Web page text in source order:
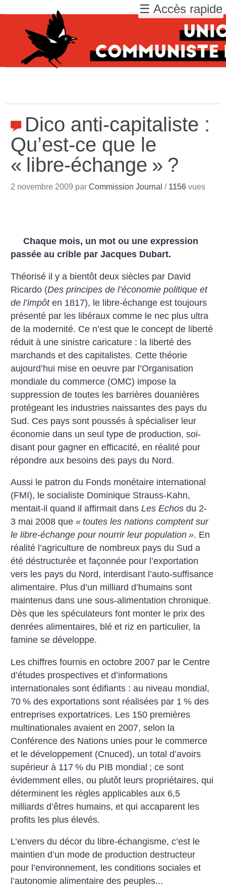
Dico anti-capitaliste :
Qu’est-ce que le
« libre-échange » ?
2 novembre 2009 parCommission Journal / 1156 vues
Chaque mois, un mot ou une expression
passée au crible par Jacques Dubart.
Théorisé il y a bientôt deux siècles par David
Ricardo (Des principes de l’économie politique et
de l’impôten 1817), le libre-échange est toujours
présenté par les libéraux comme le nec plus ultra
de la modernité. Ce n’est que le concept de liberté
réduit à une sinistre caricature : la liberté des
marchands et des capitalistes. Cette théorie
aujourd’hui mise en oeuvre par l’Organisation
mondiale du commerce (OMC) impose la
suppression de toutes les barrières douanières
protégeant les industries naissantes des pays du
Sud. Ces pays sont poussés à spécialiser leur
économie dans un seul type de production, soi-
disant pour gagner en efficacité, en réalité pour
répondre aux besoins des pays du Nord.
Aussi le patron du Fonds monétaire international
(FMI), le socialiste Dominique Strauss-Kahn,
mentait-il quand il affirmait dansLes Echos du 2-
3 mai 2008 que« toutes les nations comptent sur
le libre-échange pour nourrir leur population ». En
réalité l’agriculture de nombreux pays du Sud a
été déstructurée et façonnée pour l’exportation
vers les pays du Nord, interdisant l’auto-suffisance
alimentaire. Plus d’un milliard d’humains sont
maintenus dans une sous-alimentation chronique.
Dès que les spéculateurs font monter le prix des
denrées alimentaires, blé et riz en particulier, la
famine se développe.
Les chiffres fournis en octobre 2007 par le Centre
d’études prospectives et d’informations
internationales sont édifiants : au niveau mondial,
70 % des exportations sont réalisées par 1 % des
entreprises exportatrices. Les 150 premières
multinationales avaient en 2007, selon la
Conférence des Nations unies pour le commerce
et le développement (Cnuced), un total d’avoirs
supérieur à 117 % du PIB mondial ; ce sont
évidemment elles, ou plutôt leurs propriétaires, qui
déterminent les règles applicables aux 6,5
milliards d’êtres humains, et qui accaparent les
profits les plus élevés.
L’envers du décor du libre-échangisme, c’est le
maintien d’un mode de production destructeur
pour l’environnement, les conditions sociales et
l’autonomie alimentaire des peuples...
☰ Accès rapide